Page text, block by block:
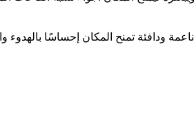
ودافئة تمنح المكان إحساسًا بالهدوء